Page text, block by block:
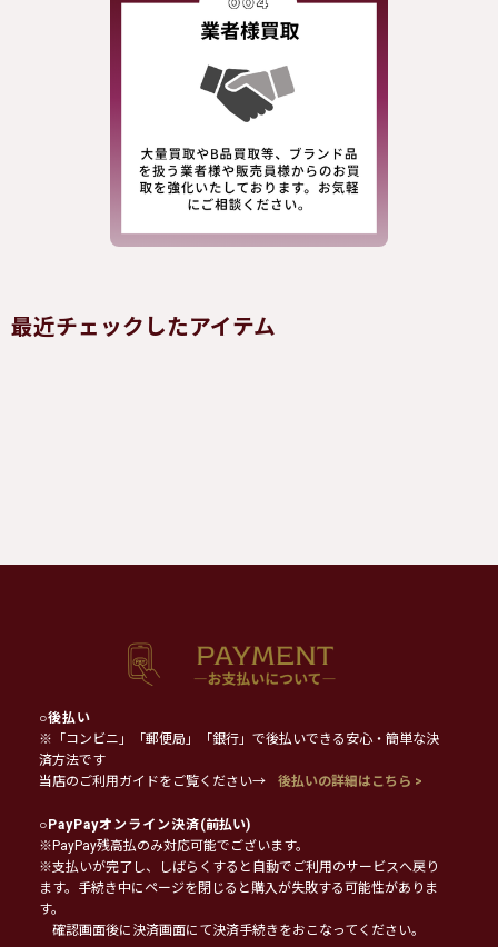
最近チェックしたアイテム
○後払い
※「コンビニ」「郵便局」「銀行」で後払いできる安心・簡単な決
済方法です
当店のご利用ガイドをご覧ください→
後払いの詳細はこちら >
○PayPayオンライン決済(前払い)
※PayPay残高払のみ対応可能でございます。
※支払いが完了し、しばらくすると自動でご利用のサービスへ戻り
ます。手続き中にページを閉じると購入が失敗する可能性がありま
す。
確認画面後に決済画面にて決済手続きをおこなってください。